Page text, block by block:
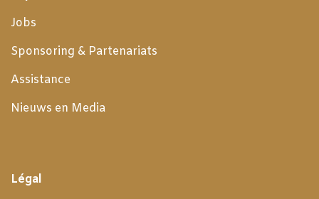
Jobs
Sponsoring & Partenariats
Assistance
Nieuws en Media
Légal